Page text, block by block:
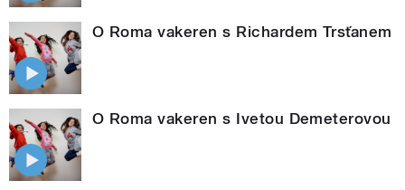
O Roma vakeren s Richardem Trsťanem
O Roma vakeren s Ivetou Demeterovou